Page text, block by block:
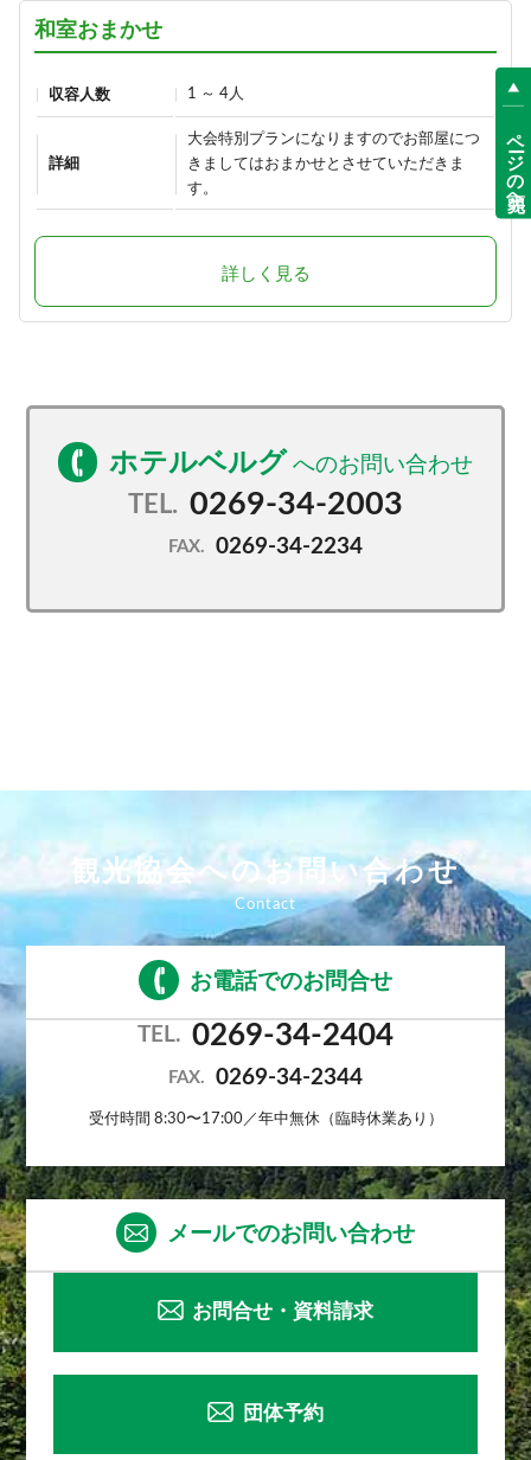
和室おまかせ
収容人数 1 ～ 4人
詳細
大会特別プランになりますのでお部屋につ
きましてはおまかせとさせていただきま
す。
詳しく見る
ホテルベルグ
TEL. 0269-34-2003
FAX. 0269-34-2234
観光協会へのお問い合わせ
お電話でのお問合せ
TEL. 0269-34-2404
FAX. 0269-34-2344
受付時間 8:30〜17:00／年中無休（臨時休業あり）
メールでのお問い合わせ
お問合せ・資料請求
団体予約
ページの先頭へ